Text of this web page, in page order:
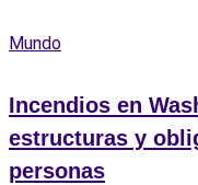
Mundo
Incendios en
estructuras y
personas